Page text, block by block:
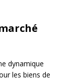
dynamique
les biens de